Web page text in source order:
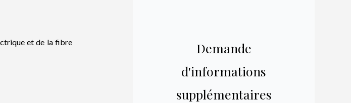
et de la fibre
Demande
d'informations
supplémentaires